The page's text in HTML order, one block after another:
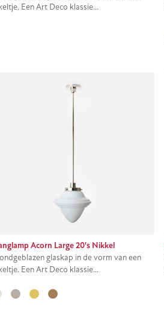
Een Art Deco klassie...
Acorn Large 20's Nikkel
glaskap in de vorm van een
Een Art Deco klassie...